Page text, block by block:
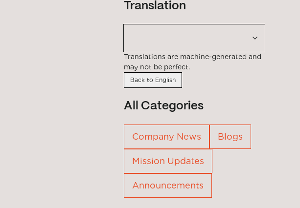
Translation
Translations are machine-generated and
may not be perfect.
Back to English
All Categories
Company News Blogs
Mission Updates
Announcements